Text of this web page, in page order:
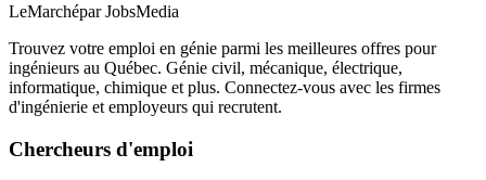
LeMarchépar JobsMedia
Trouvez votre emploi en génie parmi les meilleures offres pour
ingénieurs au Québec. Génie civil, mécanique, électrique,
informatique, chimique et plus. Connectez-vous avec les firmes
d'ingénierie et employeurs qui recrutent.
Chercheurs d'emploi